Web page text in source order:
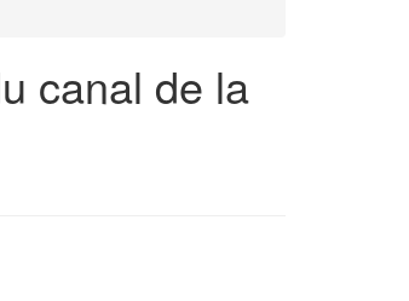
canal de la